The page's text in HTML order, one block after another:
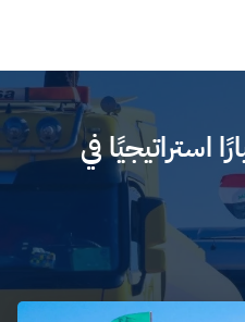
استراتيجيًا في